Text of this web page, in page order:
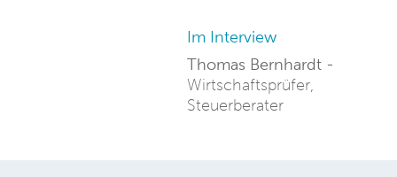
Im Interview
Thomas Bernhardt -
Wirtschaftsprüfer,
Steuerberater